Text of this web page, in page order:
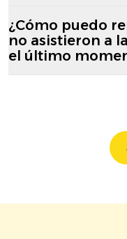
¿Cómo puedo
no asistieron a
el último